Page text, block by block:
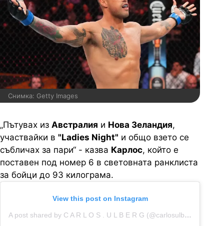
Снимка: Getty Images
„Пътувах из Австралия и Нова Зеландия,
участвайки в "Ladies Night" и общо взето се
събличах за пари“ - казва Карлос, който е
поставен под номер 6 в световната ранклиста
за бойци до 93 килограма.
View this post on Instagram
A post shared by C A R L O S . U L B E R G (@carlosulberg)